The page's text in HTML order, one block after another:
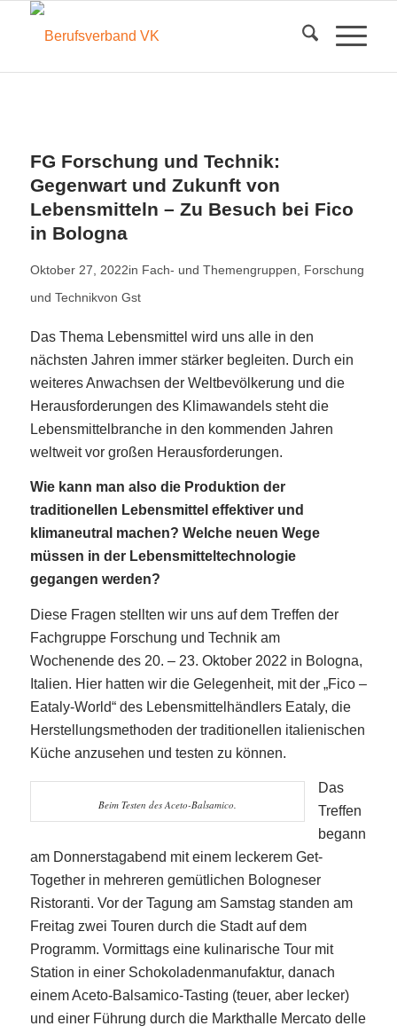
FG Forschung und Technik:
Gegenwart und Zukunft von
Lebensmitteln – Zu Besuch bei Fico
in Bologna
Oktober 27, 2022in Fach- und Themengruppen
Forschung
und Technikvon Gst
Das Thema Lebensmittel wird uns alle in den
nächsten Jahren immer stärker begleiten. Durch ein
weiteres Anwachsen der Weltbevölkerung und die
Herausforderungen des Klimawandels steht die
Lebensmittelbranche in den kommenden Jahren
weltweit vor großen Herausforderungen.
Wie kann man also die Produktion der
traditionellen Lebensmittel effektiver und
klimaneutral machen? Welche neuen Wege
müssen in der Lebensmitteltechnologie
gegangen werden?
Diese Fragen stellten wir uns auf dem Treffen der
Fachgruppe Forschung und Technik am
Wochenende des 20. – 23. Oktober 2022 in Bologna,
Italien. Hier hatten wir die Gelegenheit, mit der „Fico –
Eataly-World“ des Lebensmittelhändlers Eataly, die
Herstellungsmethoden der traditionellen italienischen
Küche anzusehen und testen zu können.
Beim Testen des Aceto-Balsamico.
Das
Treffen
begann
am Donnerstagabend mit einem leckerem Get-
Together in mehreren gemütlichen Bologneser
Ristoranti. Vor der Tagung am Samstag standen am
Freitag zwei Touren durch die Stadt auf dem
Programm. Vormittags eine kulinarische Tour mit
Station in einer Schokoladenmanufaktur, danach
einem Aceto-Balsamico-Tasting (teuer, aber lecker)
und einer Führung durch die Markthalle Mercato delle